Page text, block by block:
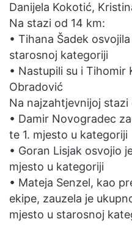
Danijela Kokotić,
Na stazi od 14 km:
• Tihana Šadek
starosnoj kategoriji
• Nastupili su i Tihomir
Obradović
Na najzahtjevnijoj stazi
• Damir Novogradec
te 1. mjesto u kategoriji
• Goran Lisjak osvojio
mjesto u kategoriji
• Mateja Senzel, kao
ekipe, zauzela je
mjesto u starosnoj